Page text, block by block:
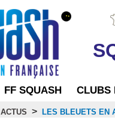
FF SQUASH CLUBS
ACTUS > LES BLEUETS EN